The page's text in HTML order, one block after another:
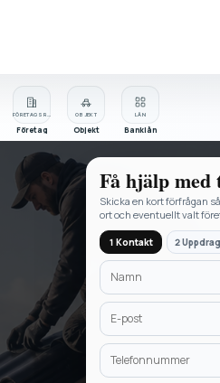
OBJEKT
Objekt
Företag
LÅN
Banklån
Få hjälp med
Skicka en kort förfrågan
ort och eventuellt valt
1 Kontakt 2 Uppdrag